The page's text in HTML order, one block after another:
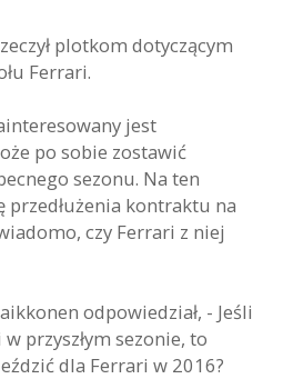
plotkom dotyczącym
Ferrari.
jest
po sobie zostawić
sezonu. Na ten
kontraktu na
czy Ferrari z niej
odpowiedział, - Jeśli
przyszłym sezonie, to
dla Ferrari w 2016?